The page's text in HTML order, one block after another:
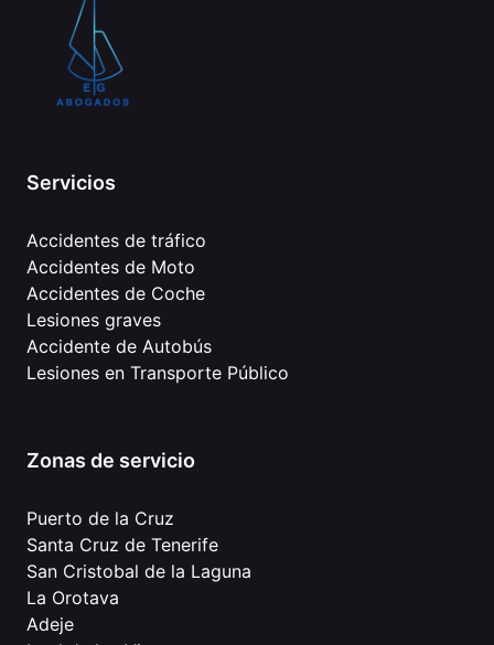
Servicios
Accidentes de tráfico
Accidentes de Moto
Accidentes de Coche
Lesiones graves
Accidente de Autobús
Lesiones en Transporte Público
Zonas de servicio
Puerto de la Cruz
Santa Cruz de Tenerife
San Cristobal de la Laguna
La Orotava
Adeje